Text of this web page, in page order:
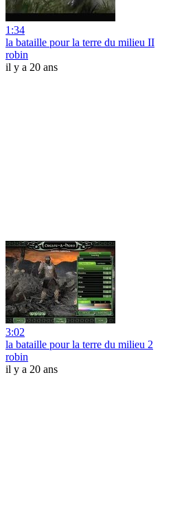
1:34
la bataille pour la terre du milieu II
robin
il y a 20 ans
3:02
la bataille pour la terre du milieu 2
robin
il y a 20 ans